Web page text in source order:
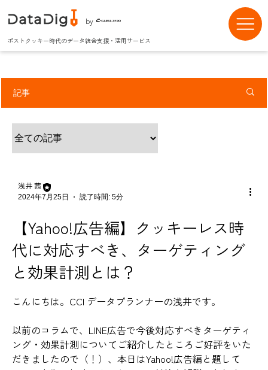
by
ポストクッキー時代のデータ統合支援・活用サービス
記事
浅井 茜
2024年7月25日 読了時間: 5分
【Yahoo!広告編】クッキーレス時
代に対応すべき、ターゲティング
と効果計測とは？
こんにちは。CCI データプランナーの浅井です。
以前のコラムで、LINE広告で今後対応すべきターゲティ
ング・効果計測についてご紹介したところご好評をいた
だきましたので（！）、本日はYahoo!広告編と題して